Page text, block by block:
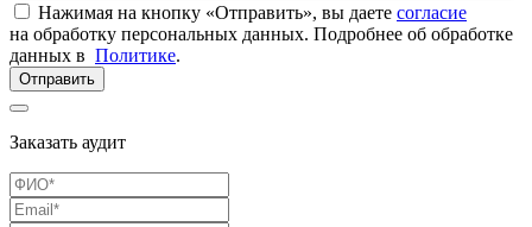
Нажимая на кнопку «Отправить», вы даете согласие
на обработку персональных данных. Подробнее об обработке
данных в Политике.
Отправить
Заказать аудит